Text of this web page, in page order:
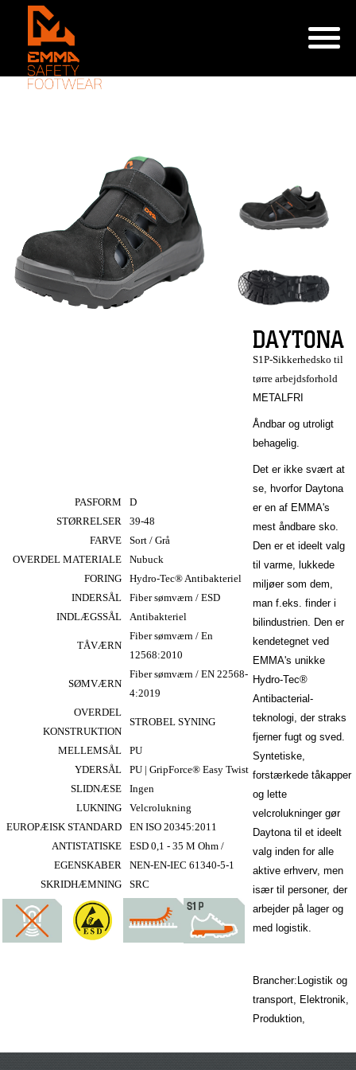
PASFORM
D
STØRRELSER
39-48
FARVE
Sort / Grå
OVERDEL MATERIALE
Nubuck
FORING
Hydro-Tec® Antibakteriel
INDERSÅL
Fiber sømværn / ESD
INDLÆGSSÅL
Antibakteriel
TÅVÆRN
Fiber sømværn / En
12568:2010
SØMVÆRN
Fiber sømværn / EN 22568-
4:2019
OVERDEL
KONSTRUKTION
STROBEL SYNING
MELLEMSÅL
PU
YDERSÅL
PU | GripForce® Easy Twist
SLIDNÆSE
Ingen
LUKNING
Velcrolukning
EUROPÆISK STANDARD
EN ISO 20345:2011
ANTISTATISKE
EGENSKABER
ESD 0,1 - 35 M Ohm /
NEN-EN-IEC 61340-5-1
SKRIDHÆMNING
SRC
DAYTONA
S1P-Sikkerhedsko til
tørre arbejdsforhold
METALFRI
Åndbar og utroligt
behagelig.
Det er ikke svært at
se, hvorfor Daytona
er en af EMMA's
mest åndbare sko.
Den er et ideelt valg
til varme, lukkede
miljøer som dem,
man f.eks. finder i
bilindustrien. Den er
kendetegnet ved
EMMA's unikke
Hydro-Tec®
Antibacterial-
teknologi, der straks
fjerner fugt og sved.
Syntetiske,
forstærkede tåkapper
og lette
velcrolukninger gør
Daytona til et ideelt
valg inden for alle
aktive erhverv, men
især til personer, der
arbejder på lager og
med logistik.
Brancher:Logistik og
transport, Elektronik,
Produktion,